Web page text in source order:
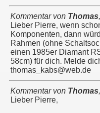
Kommentar von Thomas,
Lieber Pierre, wenn
Komponenten, dann
Rahmen (ohne
einen 1985er Diamant
58cm) für dich. Melde
thomas_kabs@web.de
Kommentar von Thomas,
Lieber Pierre,